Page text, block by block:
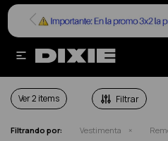

REMERAS
Ver
Filtrando por: Vestimenta